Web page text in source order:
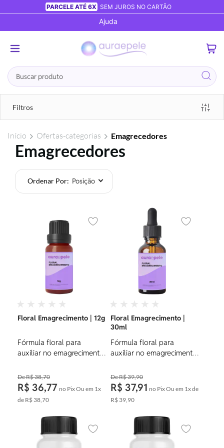
PARCELE ATÉ 6X SEM JUROS NO CARTÃO
Ajuda
Busca
Emagrecedores
Foram
encontrados:
Ordenar Por
Floral Emagrecimento | 12g
Fórmula floral para
auxiliar no emagrecimento,
tabus.
Adicionar aos favoritos
R$ 38,70
R$ 36,77 no PixOu em 1x
de R$ 38,70
Floral Emagrecimento |
30ml
Fórmula floral para
auxiliar no emagrecimento,
tabus.
Adicionar
R$ 39,90
R$ 37,91 no PixOu em 1xde
R$ 39,90
Adicionar aos favoritos Adicionar
Início Ofertas-categorias Emagrecedores
Filtros